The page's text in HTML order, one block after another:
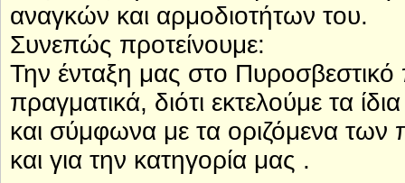
αναγκών και αρμοδιοτήτων του.
Συνεπώς προτείνουμε:
Την ένταξη μας στο
πραγματικά, διότι εκτελούμε τα
και σύμφωνα με τα οριζόμενα
και για την κατηγορία μας .